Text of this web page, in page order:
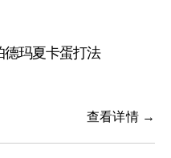
德玛夏卡蛋打法
查看详情 →